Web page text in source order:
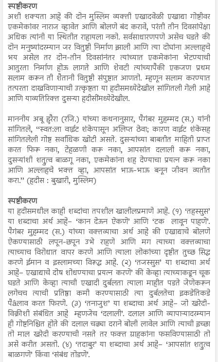
स्पष्टीकरण
अशी शक्यता आहे की दोन मुस्लिम व्यक्ती एखादवेळी एखाद्या गोष्टीवर
एकमेकांवर नाराज व्हावेत आणि बोलणे बंद करावे, परंती तीन दिवसांपेक्षा
अधिक त्यांनी या स्थितीत राहायला नको. सर्वसाधारणपणे असेच घडते की
दोन मनुष्यांदरम्यान जर वितुष्टी निर्माण झाली आणि त्या दोघांना अल्लाहचे
भय असेल तर दोन-तीन दिवसांनंतर त्यांच्यात एकमेकांना भेटण्याची
आतुरता निर्माण होऊ लागते आणि शेवटी त्यांच्यापैकी एकजण प्रथम
सलाम करून ती शैतानी वितुष्टी संपुष्टात आणतो. म्हणून सलाम करण्यात
तत्परता दाखविणाऱ्याची उत्कृष्टता या हदीसमध्येदेखील सांगितली गेली आहे
आणि याव्यतिरिक्त दुसऱ्या हदीसींमध्येदेखील.
माननीय अबू हुरैरा (रजि.) यांच्या कथनानुसार, पैगंबर मुहम्मद (स.) यांनी
सांगितले, ‘‘स्वत:ला वाईट शंकेपासून अलिप्त ठेवा; कारण वाईट शंकेसह
सांगितलेली गोष्ट सर्वाधिक खोटी असते. दुसऱ्यांच्या बाबतीत माहिती प्राप्त
करत फिरू नका, टेहळणी करू नका, आपसांत दलाली करू नका,
दुसऱ्यांशी शत्रुत्व बाळगू नका, एकमेकांना शह देण्याचा प्रयत्न करू नका
आणि अल्लाहचे भक्त व्हा, आपसांत भाऊ-भाऊ बनून जीवन व्यतीत
करा.’’ (हदीस : बुखारी, मुस्लिम)
स्पष्टीकरण
या हदीसमधील काही शब्दांचा तपशील खालीलप्रमाणे आहे. (१) ‘तहस्सुस’
या शब्दाचा अर्थ आहे– ‘कान देऊन ऐकणे’ आणि ‘टक लावून पाहणे’.
पैगंबर मुहम्मद (स.) यांच्या वक्तव्याचा अर्थ आहे की एखाद्याचे बोलणे
ऐकण्यासाठी लपून-छपून उभे राहणे आणि मग त्याच्या वक्तव्याचा
त्याच्याच विरोधात वापर करणे आणि त्याला लोकांच्या दृष्टीत तुच्छ सिद्ध
करणे ईमान व इस्लामच्या विरूद्ध आहे. (२) ‘तजस्सुस’ या शब्दाचा अर्थ
आहे– एखाद्याचे दोष शोधण्याचा प्रयत्न करणे’ की केव्हा त्याच्याकडून चूक
घडते आणि केव्हा त्याची एखादी दुर्बलता त्याला माहीत पडते जेणेकरून
लगेचच त्याची प्रतिष्ठा कमी करण्यासाठी त्या दुर्बलतेचा इकडेतिकडे
पैâलाव करत फिरणे. (३) ‘तनाजुश’ या शब्दाचा अर्थ आहे– जो खरेदी-
विक्रीशी संबंधित आहे म्हणजेच ‘दलाली’. दलाल आणि व्यापाऱ्यादरम्यान
ही गोष्टनिश्चित होते की दलाल चढ्या दराने बोली लावेल आणि त्याची इच्छा
तो माल खरेदी करण्याची नसते तर फक्त ग्राहकांना फसविण्यासाठी तो
असे करीत असतो. (४) ‘तदाबुर’ या शब्दाचा अर्थ आहे– ‘आपसांत शत्रुत्व
बाळगणे’ किंवा ‘संबंध तोडणे’.